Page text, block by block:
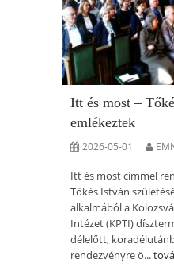
Itt és most –
emlékeztek
2026-05-01
Itt és most címmel
Tőkés István
alkalmából a
Intézet (KPTI)
délelőtt,
rendezvényre ö...